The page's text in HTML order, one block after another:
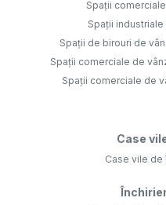
Spații
Spații
Spații de birouri de
Spații comerciale de
Spații comerciale de
Case
Case vile de